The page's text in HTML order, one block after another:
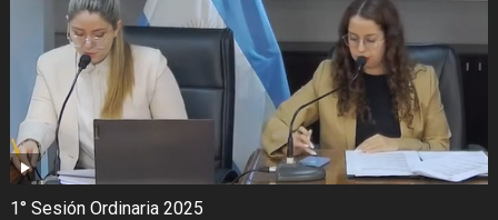
1° Sesión Ordinaria 2025